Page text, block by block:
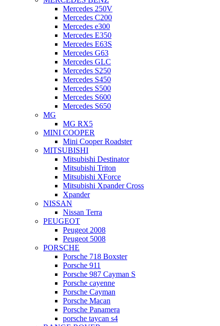
Mercedes 250V
Mercedes C200
Mercedes e300
Mercedes E350
Mercedes E63S
Mercedes G63
Mercedes GLC
Mercedes S250
Mercedes S450
Mercedes S500
Mercedes S600
Mercedes S650
MG
MG RX5
MINI COOPER
Mini Cooper Roadster
MITSUBISHI
Mitsubishi Destinator
Mitsubishi Triton
Mitsubishi XForce
Mitsubishi Xpander Cross
Xpander
NISSAN
Nissan Terra
PEUGEOT
Peugeot 2008
Peugeot 5008
PORSCHE
Porsche 718 Boxster
Porsche 911
Porsche 987 Cayman S
Porsche cayenne
Porsche Cayman
Porsche Macan
Porsche Panamera
porsche taycan s4